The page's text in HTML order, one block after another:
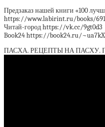
Предзаказ нашей книги «100
https://www.labirint.ru/books/
Читай-город https://vk.cc/9gt0d3
Book24 https://book24.ru/~ua7kX
ПАСХА. РЕЦЕПТЫ НА ПАСХУ.